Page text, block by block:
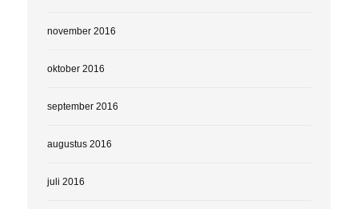
november 2016
oktober 2016
september 2016
augustus 2016
juli 2016